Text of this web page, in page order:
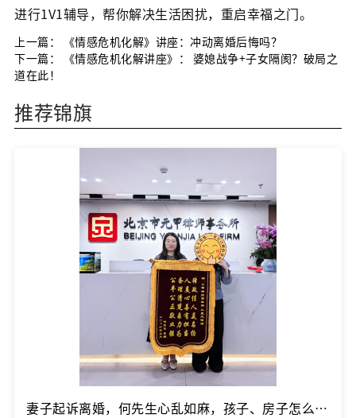
进行1V1辅导，帮你解决生活困扰，重启幸福之门。
上一篇：
《情感危机化解》讲座：冲动离婚后悔吗？
下一篇：
《情感危机化解讲座》： 婆媳战争+子女隔阂？破局之
道在此！
推荐锦旗
妻子起诉离婚，何先生心乱如麻，孩子、房子怎么争取？